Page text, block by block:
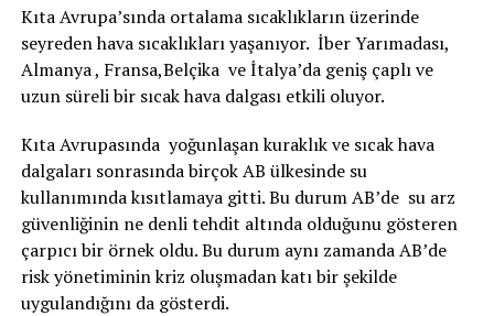
Kıta Avrupa’sında ortalama sıcaklıkların üzerinde
seyreden hava sıcaklıkları yaşanıyor. İber Yarımadası,
Almanya , Fransa,Belçika ve İtalya’da geniş çaplı ve
uzun süreli bir sıcak hava dalgası etkili oluyor.
Kıta Avrupasında yoğunlaşan kuraklık ve sıcak hava
dalgaları sonrasında birçok AB ülkesinde su
kullanımında kısıtlamaya gitti. Bu durum AB’de su arz
güvenliğinin ne denli tehdit altında olduğunu gösteren
çarpıcı bir örnek oldu. Bu durum aynı zamanda AB’de
risk yönetiminin kriz oluşmadan katı bir şekilde
uygulandığını da gösterdi.